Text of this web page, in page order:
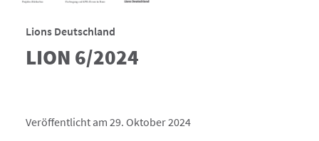
Lions Deutschland
LION 6/2024
Veröffentlicht am 29. Oktober 2024